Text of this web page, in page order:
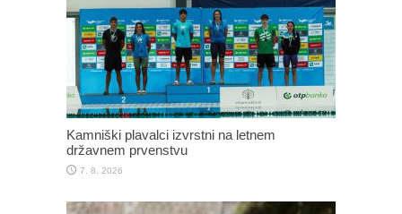
Kamniški plavalci izvrstni na letnem
državnem prvenstvu
7. 8. 2026